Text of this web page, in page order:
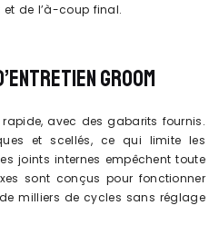
et de l’à-coup final.
GROOM
avec des gabarits fournis.
et scellés, ce qui limite les
joints internes empêchent toute
sont conçus pour fonctionner
milliers de cycles sans réglage